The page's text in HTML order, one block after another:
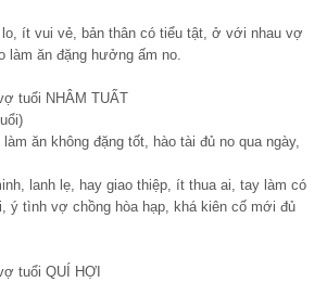
ít vui vẻ, bản thân có tiểu tật, ở với nhau vợ
làm ăn đặng hưởng ấm no.
tuổi NHÂM TUẤT
ăn không đặng tốt, hào tài đủ no qua ngày,
lanh lẹ, hay giao thiệp, ít thua ai, tay làm có
ý tình vợ chồng hòa hạp, khá kiên cố mới đủ
tuổi QUÍ HỢI